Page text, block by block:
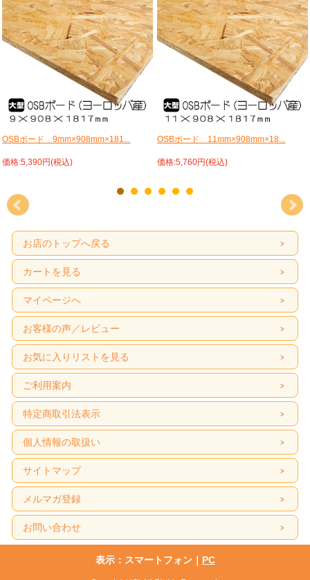
OSBボード 9mm×908mm×181...
価格:5,390円(税込)
OSBボード 11mm×908mm×18...
価格:5,760円(税込)
お店のトップへ戻る
カートを見る
マイページへ
お客様の声／レビュー
お気に入りリストを見る
ご利用案内
特定商取引法表示
個人情報の取扱い
サイトマップ
メルマガ登録
お問い合わせ
表示：スマートフォン｜ PC